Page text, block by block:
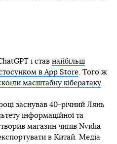
і став найбільш
в App Store. Того ж
масштабну кібератаку.
заснував 40-річний Лянь
інформаційної та
магазин чипів Nvidia
в Китай. Медіа